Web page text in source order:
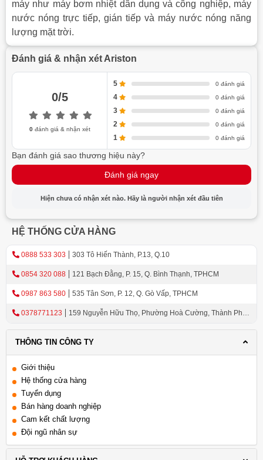
máy như máy bơm nhiệt dân dụng và công nghiệp, máy
nước nóng trực tiếp, gián tiếp và máy nước nóng năng
lượng mặt trời.
Đánh giá & nhận xét Ariston
0/5
0đánh giá & nhận xét
5 0 đánh giá
4 0 đánh giá
3 0 đánh giá
2 0 đánh giá
1 0 đánh giá
Bạn đánh giá sao thương hiệu này?
Đánh giá ngay
Hiện chưa có nhận xét nào. Hãy là người nhận xét đầu tiên
HỆ THỐNG CỬA HÀNG
0888 533 303 303 Tô Hiến Thành, P.13, Q.10
0854 320 088 121 Bạch Đằng, P. 15, Q. Bình Thạnh, TPHCM
0987 863 580 535 Tân Sơn, P. 12, Q. Gò Vấp, TPHCM
0378771123
159 Nguyễn Hữu Thọ, Phường Hoà Cường, Thành Phố
THÔNG TIN CÔNG TY
Giới thiệu
Hệ thống cửa hàng
Tuyển dụng
Bán hàng doanh nghiệp
Cam kết chất lượng
Đội ngũ nhân sự